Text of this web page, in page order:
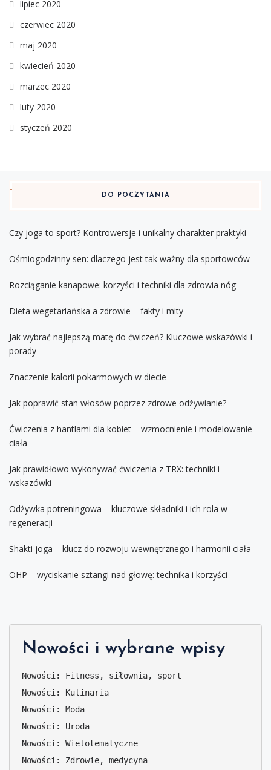
lipiec 2020
czerwiec 2020
maj 2020
kwiecień 2020
marzec 2020
luty 2020
styczeń 2020
DO POCZYTANIA
Czy joga to sport? Kontrowersje i unikalny charakter praktyki
Ośmiogodzinny sen: dlaczego jest tak ważny dla sportowców
Rozciąganie kanapowe: korzyści i techniki dla zdrowia nóg
Dieta wegetariańska a zdrowie – fakty i mity
Jak wybrać najlepszą matę do ćwiczeń? Kluczowe wskazówki i
porady
Znaczenie kalorii pokarmowych w diecie
Jak poprawić stan włosów poprzez zdrowe odżywianie?
Ćwiczenia z hantlami dla kobiet – wzmocnienie i modelowanie
ciała
Jak prawidłowo wykonywać ćwiczenia z TRX: techniki i
wskazówki
Odżywka potreningowa – kluczowe składniki i ich rola w
regeneracji
Shakti joga – klucz do rozwoju wewnętrznego i harmonii ciała
OHP – wyciskanie sztangi nad głowę: technika i korzyści
Nowości i wybrane wpisy
Nowości: Fitness, siłownia, sport
Nowości: Kulinaria
Nowości: Moda
Nowości: Uroda
Nowości: Wielotematyczne
Nowości: Zdrowie, medycyna